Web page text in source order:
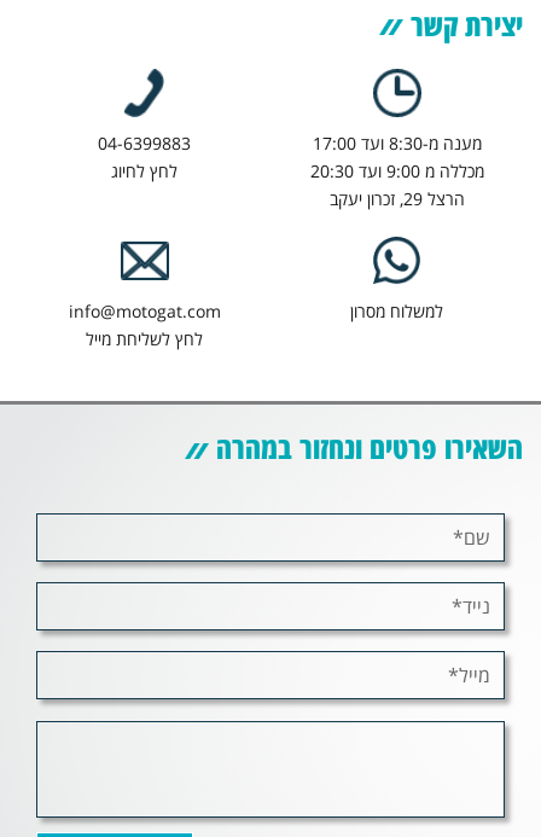
יצירת קשר
מענה מ-8:30 ועד 17:00
מכללה מ 9:00 ועד 20:30
הרצל 29, זכרון יעקב
04-6399883
לחץ לחיוג
למשלוח מסרון
info@motogat.com
לחץ לשליחת מייל
השאירו פרטים ונחזור במהרה